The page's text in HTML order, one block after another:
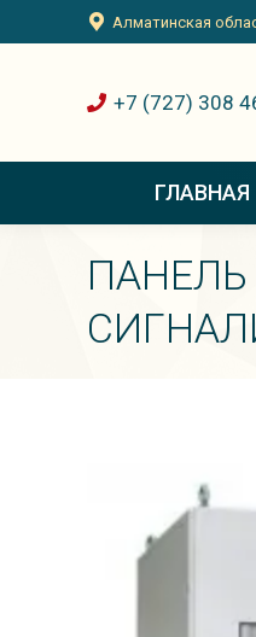
Алматинская
+7 (727) 308
ГЛАВНАЯ